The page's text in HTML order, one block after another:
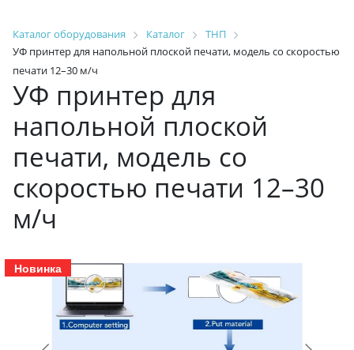
Каталог оборудования Каталог
ТНП
УФ принтер для напольной плоской печати, модель со скоростью
печати 12–30 м/ч
УФ принтер для
напольной плоской
печати, модель со
скоростью печати 12–30
м/ч
Новинка